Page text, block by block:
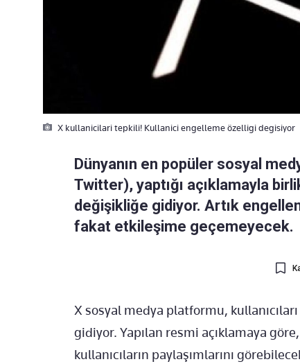
X kullanicilari tepkili! Kullanici engelleme özelligi degisiyor
Dünyanın en popüler sosyal
Twitter), yaptığı açıklamayla
değişikliğe gidiyor. Artık
fakat etkileşime geçemeyecek.
X sosyal medya platformu,
gidiyor. Yapılan resmi açıklamaya
kullanıcıların paylaşımlarını